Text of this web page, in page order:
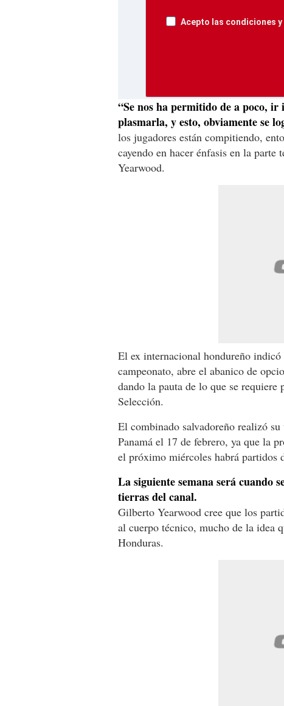
Acepto las condiciones
“Se nos ha permitido de a poco,
plasmarla, y esto, obviamente se
los jugadores están compitiendo,
cayendo en hacer énfasis en la
Yearwood.
El ex internacional hondureño indicó
campeonato, abre el abanico de
dando la pauta de lo que se
Selección.
El combinado salvadoreño realizó
Panamá el 17 de febrero, ya que la
el próximo miércoles habrá partidos
La siguiente semana será
tierras del canal.
Gilberto Yearwood cree que los
al cuerpo técnico, mucho de la idea
Honduras.